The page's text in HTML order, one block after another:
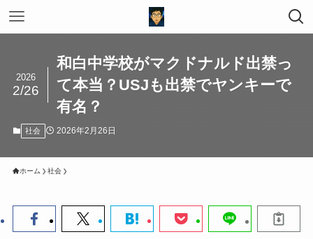
和白中学校がマクドナルド出禁っ
て本当？USJも出禁でヤンキーで
有名？
2026
2/26
社会 2026年2月26日
ホーム 社会